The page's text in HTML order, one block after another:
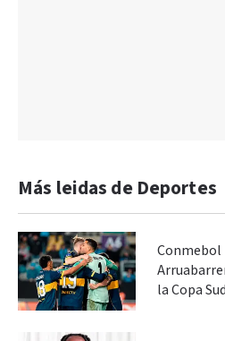
Más leidas de Deportes
Conmebol
la Copa